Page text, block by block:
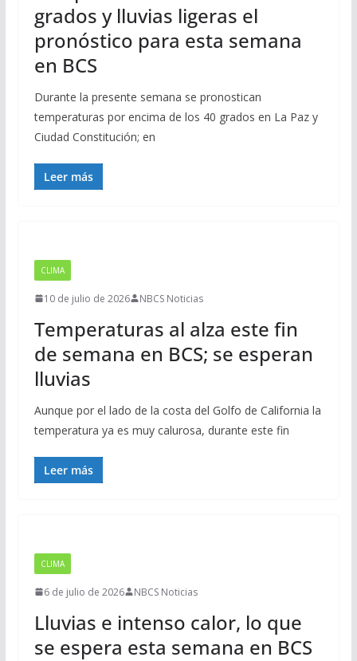
grados y lluvias ligeras el
pronóstico para esta semana
en BCS
Durante la presente semana se pronostican
temperaturas por encima de los 40 grados en La Paz y
Ciudad Constitución; en
Leer más
CLIMA
10 de julio de 2026 NBCS Noticias
Temperaturas al alza este fin
de semana en BCS; se esperan
lluvias
Aunque por el lado de la costa del Golfo de California la
temperatura ya es muy calurosa, durante este fin
Leer más
CLIMA
6 de julio de 2026 NBCS Noticias
Lluvias e intenso calor, lo que
se espera esta semana en BCS